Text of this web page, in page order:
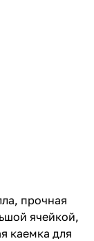
прочная
ячейкой,
каемка для